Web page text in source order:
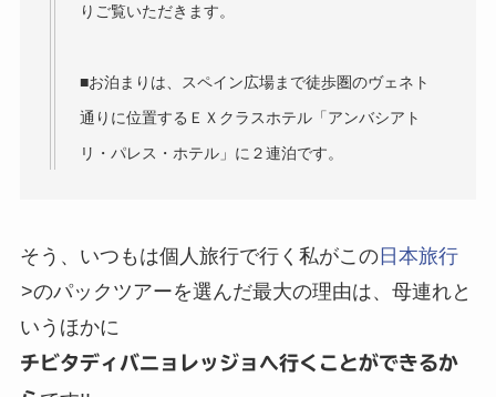
りご覧いただきます。
■お泊まりは、スペイン広場まで徒歩圏のヴェネト
通りに位置するＥＸクラスホテル「アンバシアト
リ・パレス・ホテル」に２連泊です。
そう、いつもは個人旅行で行く私がこの日本旅行
>のパックツアーを選んだ最大の理由は、母連れと
いうほかに
チビタディバニョレッジョへ行くことができるか